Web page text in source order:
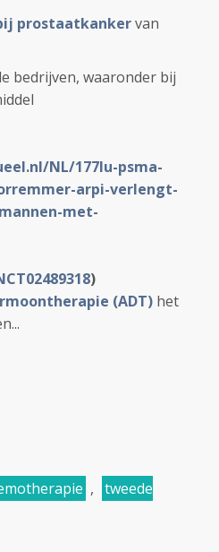
prostaatkankervan
bedrijven, waaronder bij
NL/177lu-psma-
arpi-verlengt-
met-
)
(ADT) het
, tweede